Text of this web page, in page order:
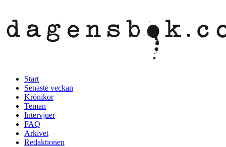
Start
Senaste veckan
Krönikor
Teman
Intervjuer
FAQ
Arkivet
Redaktionen